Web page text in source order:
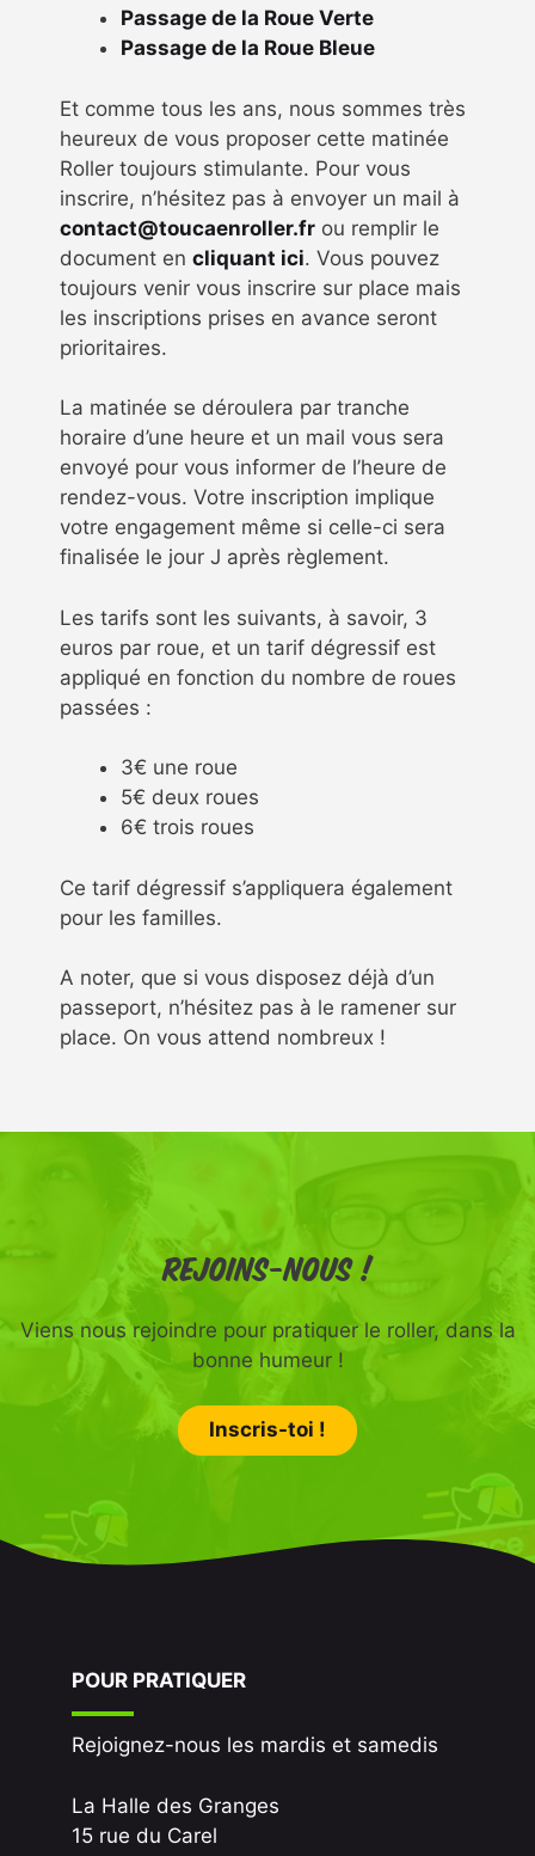
Passage de la Roue Verte
Passage de la Roue Bleue
Et comme tous les ans, nous sommes très
heureux de vous proposer cette matinée
Roller toujours stimulante. Pour vous
inscrire, n’hésitez pas à envoyer un mail à
contact@toucaenroller.fr ou remplir le
document en cliquant ici. Vous pouvez
toujours venir vous inscrire sur place mais
les inscriptions prises en avance seront
prioritaires.
La matinée se déroulera par tranche
horaire d’une heure et un mail vous sera
envoyé pour vous informer de l’heure de
rendez-vous. Votre inscription implique
votre engagement même si celle-ci sera
finalisée le jour J après règlement.
Les tarifs sont les suivants, à savoir, 3
euros par roue, et un tarif dégressif est
appliqué en fonction du nombre de roues
passées :
3€ une roue
5€ deux roues
6€ trois roues
Ce tarif dégressif s’appliquera également
pour les familles.
A noter, que si vous disposez déjà d’un
passeport, n’hésitez pas à le ramener sur
place. On vous attend nombreux !
Rejoins-nous !
Viens nous rejoindre pour pratiquer le roller, dans la
bonne humeur !
Inscris-toi !
POUR PRATIQUER
Rejoignez-nous les mardis et samedis
La Halle des Granges
15 rue du Carel